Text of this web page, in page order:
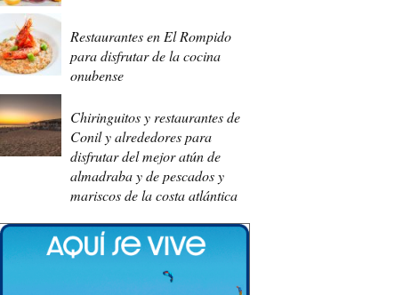
Restaurantes en El Rompido
para disfrutar de la cocina
onubense
Chiringuitos y restaurantes de
Conil y alrededores para
disfrutar del mejor atún de
almadraba y de pescados y
mariscos de la costa atlántica